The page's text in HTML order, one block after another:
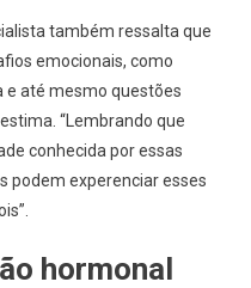
também ressalta que
emocionais, como
até mesmo questões
“Lembrando que
conhecida por essas
podem experenciar esses
hormonal